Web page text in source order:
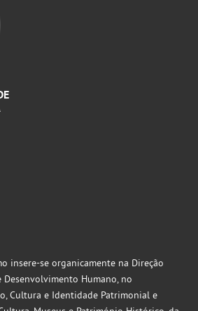
insere-se organicamente na Direção
Humano, no
Cultura e Identidade Patrimonial e